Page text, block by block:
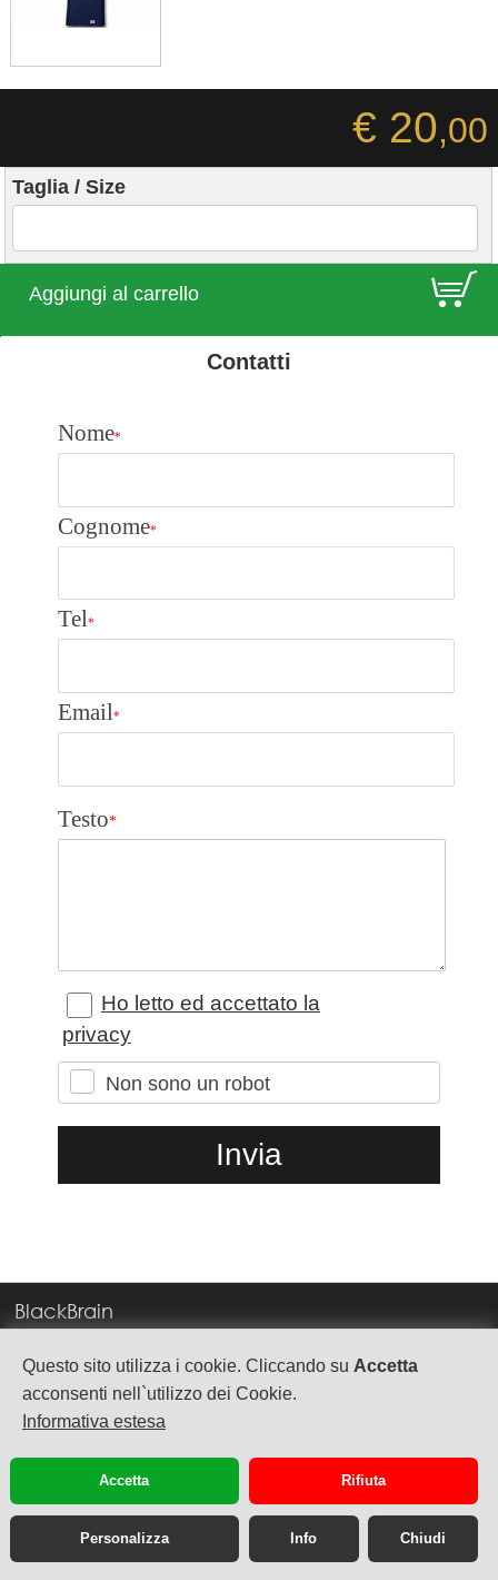
Questo sito utilizza i cookie. Cliccando su Accetta
acconsenti nell`utilizzo dei Cookie.
Informativa estesa
Accetta Rifiuta
Personalizza Info Chiudi
€ 20,00
Taglia / Size
Aggiungi al carrello E
Contatti
Nome*
Cognome*
Tel*
Email*
Testo*
Ho letto ed accettato la
privacy
Non sono un robot
BlackBrain
Corso Milano, 83
37138 Verona
info@blackbrain.it
TEL. +39 045 575888
P.Iva 03992340236